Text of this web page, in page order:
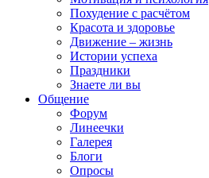
Похудение с расчётом
Красота и здоровье
Движение – жизнь
Истории успеха
Праздники
Знаете ли вы
Общение
Форум
Линеечки
Галерея
Блоги
Опросы